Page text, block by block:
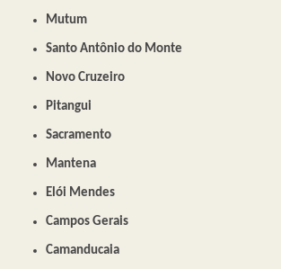
Mutum
Santo Antônio do Monte
Novo Cruzeiro
Pitangui
Sacramento
Mantena
Elói Mendes
Campos Gerais
Camanducaia